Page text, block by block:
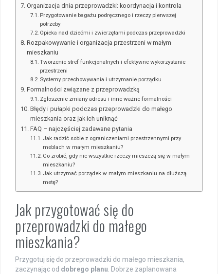
Organizacja dnia przeprowadzki: koordynacja i kontrola
Przygotowanie bagażu podręcznego i rzeczy pierwszej
potrzeby
Opieka nad dziećmi i zwierzętami podczas przeprowadzki
Rozpakowywanie i organizacja przestrzeni w małym
mieszkaniu
Tworzenie stref funkcjonalnych i efektywne wykorzystanie
przestrzeni
Systemy przechowywania i utrzymanie porządku
Formalności związane z przeprowadzką
Zgłoszenie zmiany adresu i inne ważne formalności
Błędy i pułapki podczas przeprowadzki do małego
mieszkania oraz jak ich uniknąć
FAQ – najczęściej zadawane pytania
Jak radzić sobie z ograniczeniami przestrzennymi przy
meblach w małym mieszkaniu?
Co zrobić, gdy nie wszystkie rzeczy mieszczą się w małym
mieszkaniu?
Jak utrzymać porządek w małym mieszkaniu na dłuższą
metę?
Jak przygotować się do
przeprowadzki do małego
mieszkania?
Przygotuj się do przeprowadzki do małego mieszkania,
zaczynając od dobrego planu. Dobrze zaplanowana